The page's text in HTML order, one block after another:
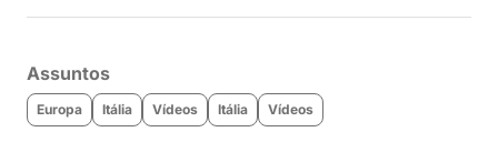
Assuntos
Europa Itália Vídeos Itália Vídeos